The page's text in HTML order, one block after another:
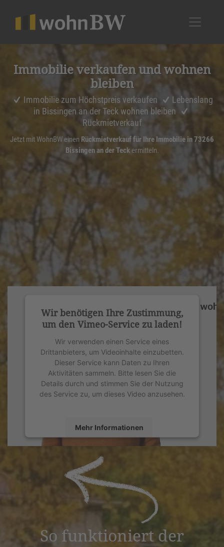
Immobilie verkaufen und wohnen
bleiben
Immobilie zum Höchstpreis verkaufen
Lebenslang
in Bissingen an der Teck wohnen bleiben
Rückmietverkauf
Jetzt mit WohnBW einen Rückmietverkauf für Ihre Immobilie in 73266
Bissingen an der Teckermitteln.
Wir benötigen Ihre Zustimmung,
um den Vimeo-Service zu laden!
Wir verwenden einen Service eines
Drittanbieters, um Videoinhalte einzubetten.
Dieser Service kann Daten zu Ihren
Aktivitäten sammeln. Bitte lesen Sie die
Details durch und stimmen Sie der Nutzung
des Service zu, um dieses Video anzusehen.
Mehr Informationen
powered by
Management Platform
So funktioniert der